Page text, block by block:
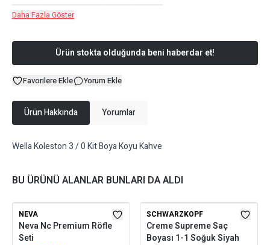
Daha Fazla Göster
Ürün stokta olduğunda beni haberdar et!
Favorilere Ekle Yorum Ekle
Ürün Hakkında Yorumlar
Wella Koleston 3 / 0 Kit Boya Koyu Kahve
BU ÜRÜNÜ ALANLAR BUNLARI DA ALDI
NEVA
Neva Nc Premium Röfle
Seti
SCHWARZKOPF
Creme Supreme Saç
Boyası 1-1 Soğuk Siyah